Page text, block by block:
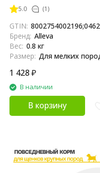
с курицей и уткой, алое вера
5.0 (1)
GTIN:
Бренд: Alleva
Вес: 0.8 кг
Размер: Для мелких
1 428₽
В наличии
В корзину